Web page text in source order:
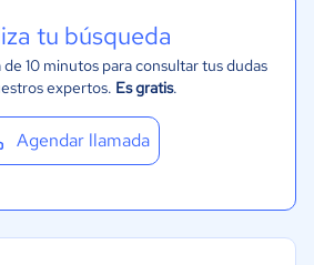
tu búsqueda
10 minutos para consultar tus dudas
expertos. Es gratis.
Agendar llamada